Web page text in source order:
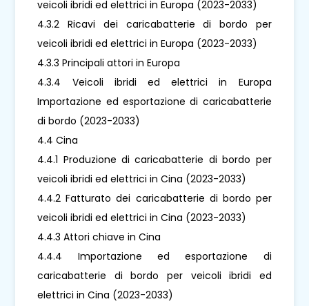
veicoli ibridi ed elettrici in Europa (2023-2033)
4.3.2 Ricavi dei caricabatterie di bordo per
veicoli ibridi ed elettrici in Europa (2023-2033)
4.3.3 Principali attori in Europa
4.3.4 Veicoli ibridi ed elettrici in Europa
Importazione ed esportazione di caricabatterie
di bordo (2023-2033)
4.4 Cina
4.4.1 Produzione di caricabatterie di bordo per
veicoli ibridi ed elettrici in Cina (2023-2033)
4.4.2 Fatturato dei caricabatterie di bordo per
veicoli ibridi ed elettrici in Cina (2023-2033)
4.4.3 Attori chiave in Cina
4.4.4 Importazione ed esportazione di
caricabatterie di bordo per veicoli ibridi ed
elettrici in Cina (2023-2033)